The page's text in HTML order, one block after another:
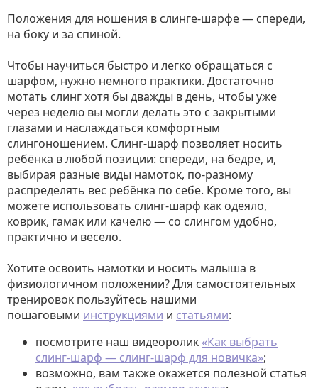
Положения для ношения в слинге-шарфе — спереди,
на боку и за спиной.
Чтобы научиться быстро и легко обращаться с
шарфом, нужно немного практики. Достаточно
мотать слинг хотя бы дважды в день, чтобы уже
через неделю вы могли делать это с закрытыми
глазами и наслаждаться комфортным
слингоношением. Слинг-шарф позволяет носить
ребёнка в любой позиции: спереди, на бедре, и,
выбирая разные виды намоток, по-разному
распределять вес ребёнка по себе. Кроме того, вы
можете использовать слинг-шарф как одеяло,
коврик, гамак или качелю — со слингом удобно,
практично и весело.
Хотите освоить намотки и носить малыша в
физиологичном положении? Для самостоятельных
тренировок пользуйтесь нашими
пошаговыми инструкциями и статьями:
посмотрите наш видеоролик «Как выбрать
слинг-шарф — слинг-шарф для новичка»;
возможно, вам также окажется полезной статья